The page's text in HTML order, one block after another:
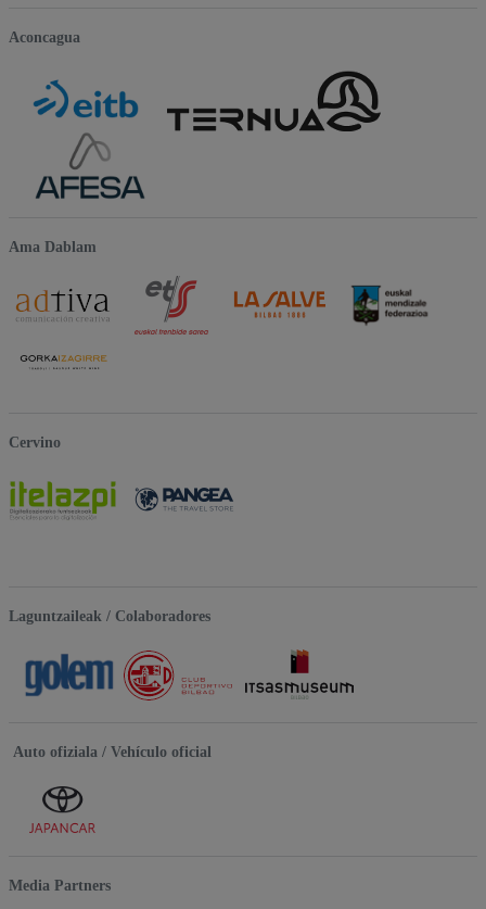
Aconcagua
Ama Dablam
Cervino
Laguntzaileak / Colaboradores
Auto ofiziala / Vehículo oficial
Media Partners